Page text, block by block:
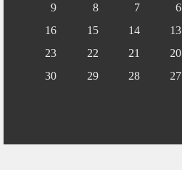
6
7
8
9
13
14
15
16
20
21
22
23
27
28
29
30